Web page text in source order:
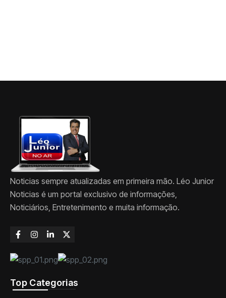
Noticias sempre atualizadas em primeira mão. Léo Junior
Noticias é um portal exclusivo de informações,
Noticiários, Entretenimento e muita informação.
Top Categorias